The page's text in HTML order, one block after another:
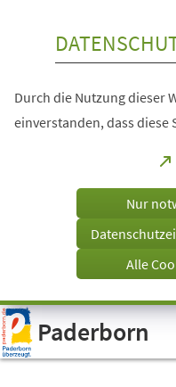
Visuelle
Assistenzsoftware
öffnen.
Durch die Nutzung dieser
einverstanden, dass diese
Nur
Alle
Paderborn